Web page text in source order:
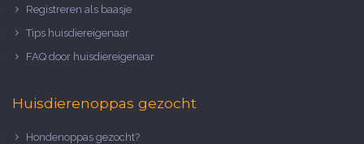
Registreren als baasje
Tips huisdiereigenaar
FAQ door huisdiereigenaar
Huisdierenoppas gezocht
Hondenoppas gezocht?